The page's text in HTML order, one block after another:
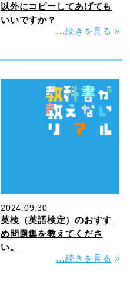
以外にコピーしてあげても
いいですか？
…続きを見る »
2024.09.30
英検（英語検定）のおすす
め問題集を教えてくださ
い。
…続きを見る »